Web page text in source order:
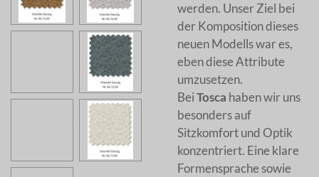
werden. Unser Ziel bei
der Komposition dieses
neuen Modells war es,
eben diese Attribute
umzusetzen.
BeiTosca haben wir uns
besonders auf
Sitzkomfort und Optik
konzentriert. Eine klare
Formensprache sowie